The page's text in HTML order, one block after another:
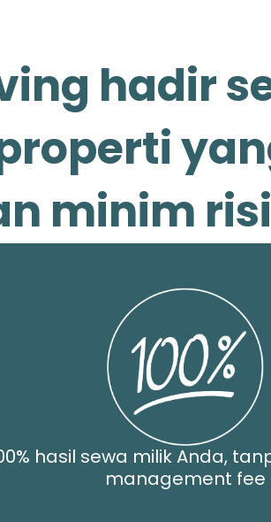
hadir
minim
hasil sewa milik Anda,
management fee